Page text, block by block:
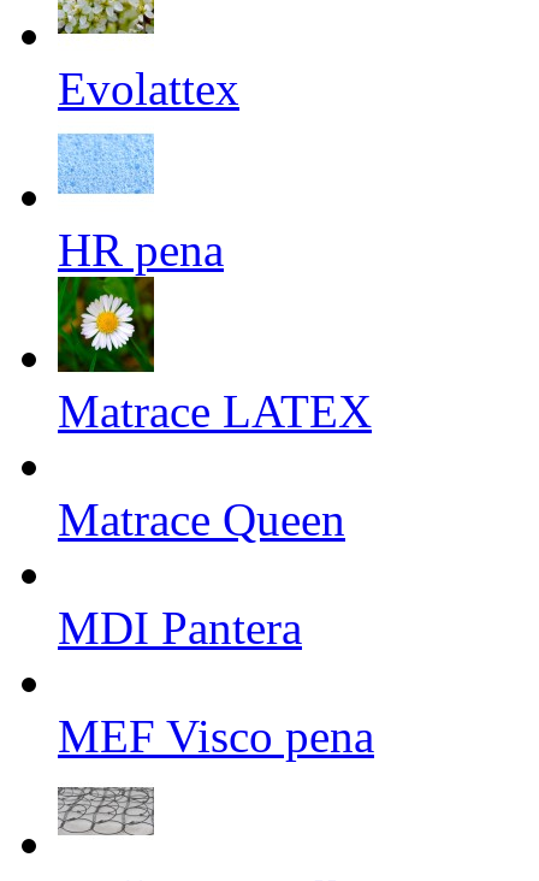
Evolattex
HR pena
Matrace LATEX
Matrace Queen
MDI Pantera
MEF Visco pena